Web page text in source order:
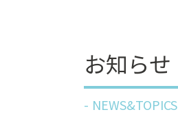
お知らせ
NEWS&TOPICS